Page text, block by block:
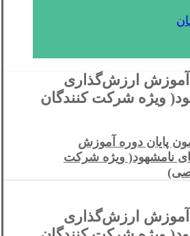
آموزش ارزش‌گذاری
ویژه شرکت کنندگان
پایان دوره آموزش
نامشهود( ویژه شرکت
آموزش ارزش‌گذاری